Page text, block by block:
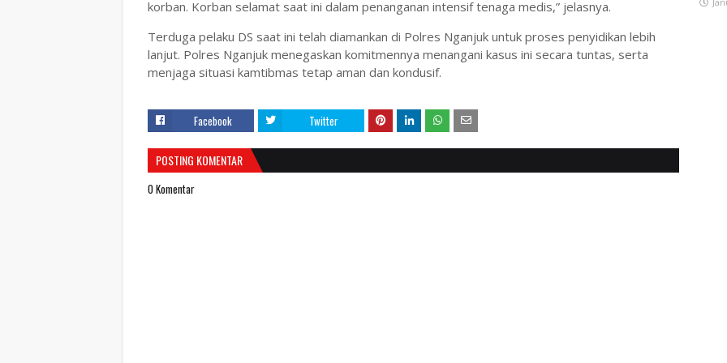
korban. Korban selamat saat ini dalam penanganan intensif tenaga medis,” jelasnya.
Terduga pelaku DS saat ini telah diamankan di Polres Nganjuk untuk proses penyidikan lebih
lanjut. Polres Nganjuk menegaskan komitmennya menangani kasus ini secara tuntas, serta
menjaga situasi kamtibmas tetap aman dan kondusif.
Facebook Twitter
POSTING KOMENTAR
0 Komentar